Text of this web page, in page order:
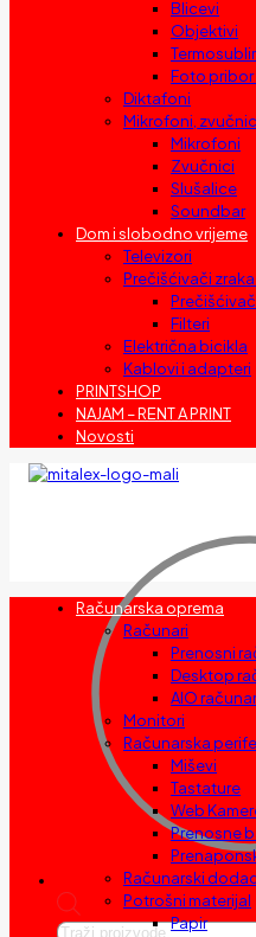
Blicevi
Objektivi
Foto pribor
Diktafoni
Mikrofoni,
Mikrofoni
Zvučnici
Slušalice
Soundbar
Dom i slobodno vrijeme
Televizori
Prečišćivači zraka
Filteri
Električna bicikla
Kablovi i adapteri
PRINTSHOP
NAJAM – RENT A PRINT
Novosti
Products
Računarska oprema
Računari
Prenosni
Desktop
AIO
Monitori
Računarska
Miševi
Tastature
Web
Prenosne
Računarski
Potrošni materijal
Papir